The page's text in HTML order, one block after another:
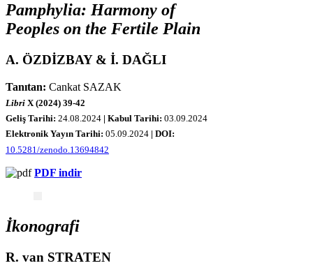
Pamphylia: Harmony of
Peoples on the Fertile Plain
A. ÖZDİZBAY & İ. DAĞLI
Tanıtan: Cankat SAZAK
Libri X (2024) 39-42
Geliş Tarihi: 24.08.2024 | Kabul Tarihi: 03.09.2024
Elektronik Yayın Tarihi: 05.09.2024 | DOI:
10.5281/zenodo.13694842
PDF indir
İkonografi
R. van STRATEN